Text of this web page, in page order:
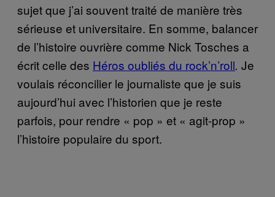
sujet que j’ai souvent traité de manière très
sérieuse et universitaire. En somme, balancer
de l’histoire ouvrière comme Nick Tosches a
écrit celle des Héros oubliés du rock’n’roll. Je
voulais réconcilier le journaliste que je suis
aujourd’hui avec l’historien que je reste
parfois, pour rendre « pop » et « agit-prop »
l’histoire populaire du sport.